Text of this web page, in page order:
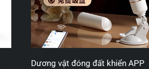
Dương vật đóng đất khiển APP